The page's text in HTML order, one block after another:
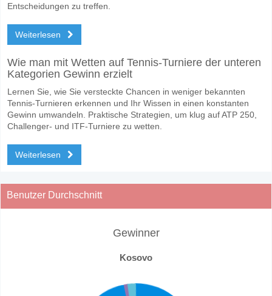
Entscheidungen zu treffen.
Weiterlesen
Wie man mit Wetten auf Tennis-Turniere der unteren
Kategorien Gewinn erzielt
Lernen Sie, wie Sie versteckte Chancen in weniger bekannten
Tennis-Turnieren erkennen und Ihr Wissen in einen konstanten
Gewinn umwandeln. Praktische Strategien, um klug auf ATP 250,
Challenger- und ITF-Turniere zu wetten.
Weiterlesen
Benutzer Durchschnitt
Gewinner
Kosovo